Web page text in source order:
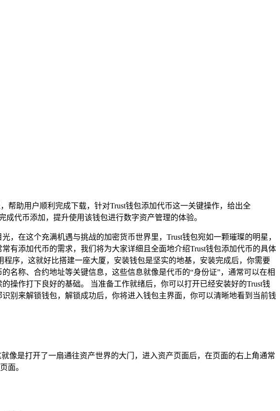
帮助用户顺利完成下载，针对Trust钱包添加代币这一关键操作，给出全
代币添加，提升使用该钱包进行数字资产管理的体验。
，在这个充满机遇与挑战的加密货币世界里，Trust钱包宛如一颗璀璨的明星，
有添加代币的需求，我们将为大家详细且全面地介绍Trust钱包添加代币的具体
序，这就好比搭建一座大厦，安装钱包是坚实的地基，安装完成后，你需要
名称、合约地址等关键信息，这些信息就像是代币的“身份证”，通常可以在相
操作打下良好的基础。 当准备工作就绪后，你可以打开已经安装好的Trust钱
别来解锁钱包，解锁成功后，你将进入钱包主界面，你可以清晰地看到当前钱
像是打开了一扇通往资产世界的大门，进入资产页面后，在页面的右上角通常
面。